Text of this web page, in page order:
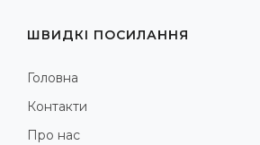
ШВИДКІ ПОСИЛАННЯ
Головна
Контакти
Про нас